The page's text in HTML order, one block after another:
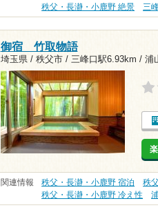
秩父・長瀞・小鹿野 絶景
三
御宿 竹取物語
埼玉県 / 秩父市 / 三峰口駅6.93km / 浦
関連情報 秩父・長瀞・小鹿野 宿泊 秩
秩父・長瀞・小鹿野 冷え性